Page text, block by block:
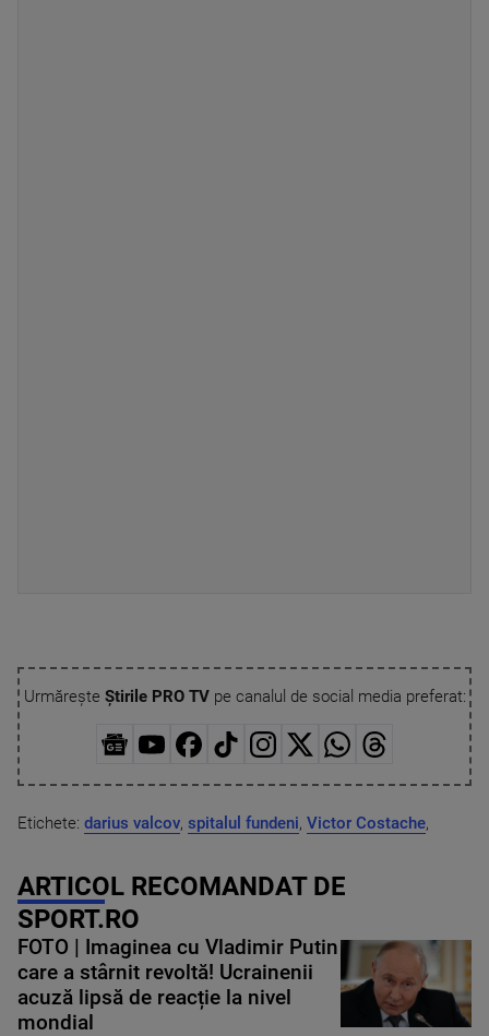
Urmărește Știrile PRO TVpe canalul de social media preferat:
Etichete: darius valcov, spitalul fundeni, Victor Costache,
ARTICOL RECOMANDAT DE
SPORT.RO
FOTO | Imaginea cu Vladimir Putin
care a stârnit revoltă! Ucrainenii
acuză lipsă de reacție la nivel
mondial